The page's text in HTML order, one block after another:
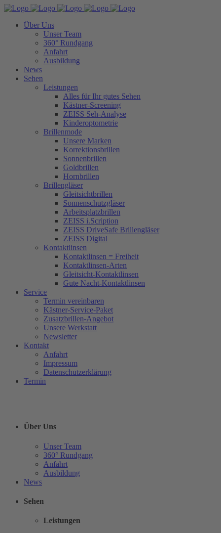
Über Uns
Unser Team
360° Rundgang
Anfahrt
Ausbildung
News
Sehen
Leistungen
Alles für Ihr gutes Sehen
Kästner-Screening
ZEISS Seh-Analyse
Kinderoptometrie
Brillenmode
Unsere Marken
Korrektionsbrillen
Sonnenbrillen
Goldbrillen
Hornbrillen
Brillengläser
Gleitsichtbrillen
Sonnenschutzgläser
Arbeitsplatzbrillen
ZEISS i.Scription
ZEISS DriveSafe Brillengläser
ZEISS Digital
Kontaktlinsen
Kontaktlinsen = Freiheit
Kontaktlinsen-Arten
Gleitsicht-Kontaktlinsen
Gute Nacht-Kontaktlinsen
Service
Termin vereinbaren
Kästner-Service-Paket
Zusatzbrillen-Angebot
Unsere Werkstatt
Newsletter
Kontakt
Anfahrt
Impressum
Datenschutzerklärung
Termin
Über Uns
Unser Team
360° Rundgang
Anfahrt
Ausbildung
News
Sehen
Leistungen